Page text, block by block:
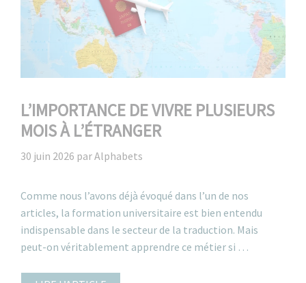
L’IMPORTANCE DE VIVRE PLUSIEURS
MOIS À L’ÉTRANGER
30 juin 2026 parAlphabets
Comme nous l’avons déjà évoqué dans l’un de nos
articles, la formation universitaire est bien entendu
indispensable dans le secteur de la traduction. Mais
peut-on véritablement apprendre ce métier si …